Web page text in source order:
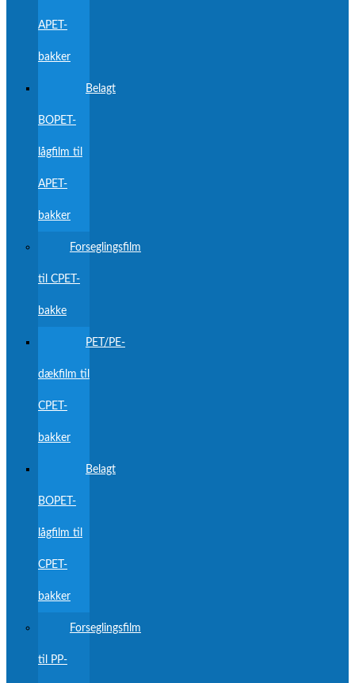
APET-
bakker
Belagt
BOPET-
lågfilm til
APET-
bakker
Forseglingsfilm
til CPET-
bakke
PET/PE-
dækfilm til
CPET-
bakker
Belagt
BOPET-
lågfilm til
CPET-
bakker
Forseglingsfilm
til PP-